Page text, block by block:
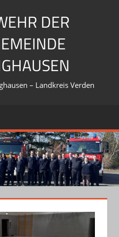
DER
– Landkreis Verden